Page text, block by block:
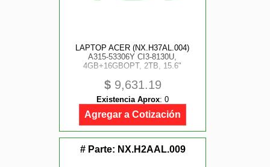
LAPTOP ACER (NX.H37AL.004)
A315-53306Y CI3-8130U,
4GB+16GBOPT, 2TB, 15.6"
$9,631.19
Existencia Aprox: 0
Agregar a Cotización
# Parte: NX.H2AAL.009